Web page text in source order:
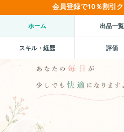
会員登録で10％割引
ホーム 出品一覧
スキル・経歴 評価